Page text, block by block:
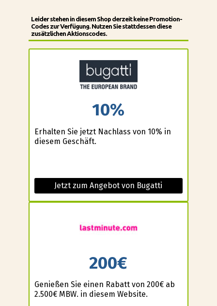
Leider stehen in diesem Shop derzeit keine Promotion-
Codes zur Verfügung. Nutzen Sie stattdessen diese
zusätzlichen Aktionscodes.
10%
Erhalten Sie jetzt Nachlass von 10% in
diesem Geschäft.
Jetzt zum Angebot von Bugatti
200€
Genießen Sie einen Rabatt von 200€ ab
2.500€ MBW. in diesem Website.